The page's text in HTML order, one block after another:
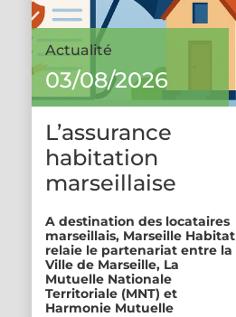
Actualité
03/08/2026
L’assurance
habitation
marseillaise
A destination des locataires
marseillais, Marseille Habitat
relaie le partenariat entre la
Ville de Marseille, La
Mutuelle Nationale
Territoriale (MNT) et
Harmonie Mutuelle